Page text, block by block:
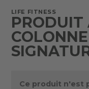
LIFE FITNESS
PRODUIT
Ce produit n'est